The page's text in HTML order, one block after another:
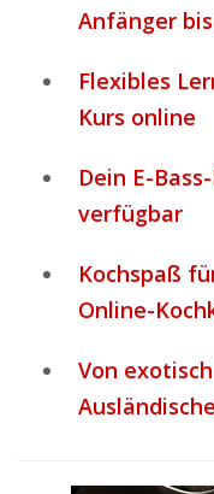
Anfänger
Flexibles
Kurs online
Dein E-
verfügbar
Kochspaß
Online-
Von